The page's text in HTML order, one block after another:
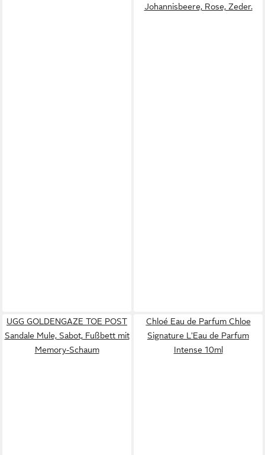
Johannisbeere, Rose, Zeder.
UGG GOLDENGAZE TOE POST
Sandale Mule, Sabot, Fußbett mit
Memory-Schaum
Chloé Eau de Parfum Chloe
Signature L'Eau de Parfum
Intense 10ml